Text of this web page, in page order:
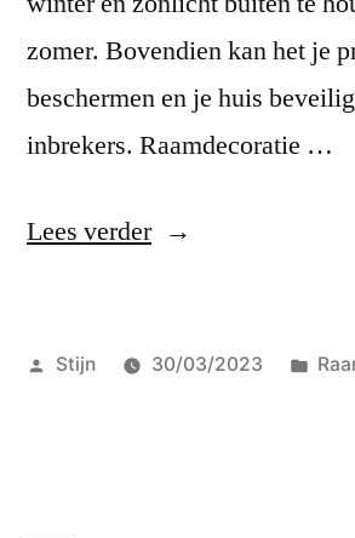
zomer. Bovendien kan het je
beschermen en je huis
inbrekers. Raamdecoratie …
Lees verder“Creëer
je
Geplaatst
Stijn 30/03/2023